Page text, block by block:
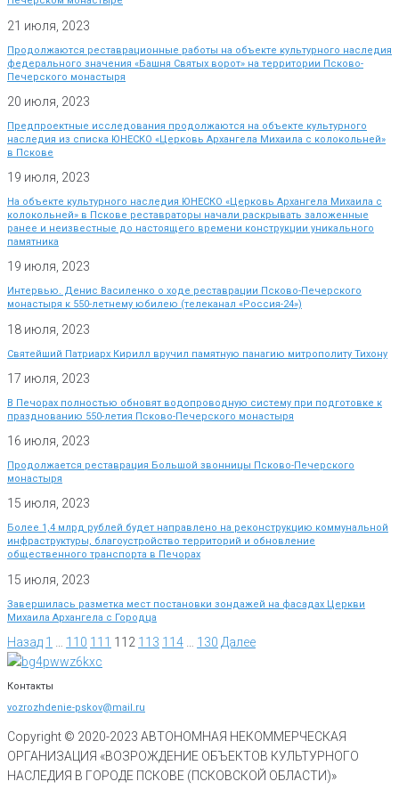
21 июля, 2023
Продолжаются реставрационные работы на объекте культурного наследия
федерального значения «Башня Святых ворот» на территории Псково-
Печерского монастыря
20 июля, 2023
Предпроектные исследования продолжаются на объекте культурного
наследия из списка ЮНЕСКО «Церковь Архангела Михаила с колокольней»
в Пскове
19 июля, 2023
На объекте культурного наследия ЮНЕСКО «Церковь Архангела Михаила с
колокольней» в Пскове реставраторы начали раскрывать заложенные
ранее и неизвестные до настоящего времени конструкции уникального
памятника
19 июля, 2023
Интервью. Денис Василенко о ходе реставрации Псково-Печерского
монастыря к 550-летнему юбилею (телеканал «Россия-24»)
18 июля, 2023
Святейший Патриарх Кирилл вручил памятную панагию митрополиту Тихону
17 июля, 2023
В Печорах полностью обновят водопроводную систему при подготовке к
празднованию 550-летия Псково-Печерского монастыря
16 июля, 2023
Продолжается реставрация Большой звонницы Псково-Печерского
монастыря
15 июля, 2023
Более 1,4 млрд рублей будет направлено на реконструкцию коммунальной
инфраструктуры, благоустройство территорий и обновление
общественного транспорта в Печорах
15 июля, 2023
Завершилась разметка мест постановки зондажей на фасадах Церкви
Михаила Архангела с Городца
Назад 1 110 111 112 113 114 130 Далее
Контакты
vozrozhdenie-pskov@mail.ru
Copyright © 2020-2023 АВТОНОМНАЯ НЕКОММЕРЧЕСКАЯ
ОРГАНИЗАЦИЯ «ВОЗРОЖДЕНИЕ ОБЪЕКТОВ КУЛЬТУРНОГО
НАСЛЕДИЯ В ГОРОДЕ ПСКОВЕ (ПСКОВСКОЙ ОБЛАСТИ)»